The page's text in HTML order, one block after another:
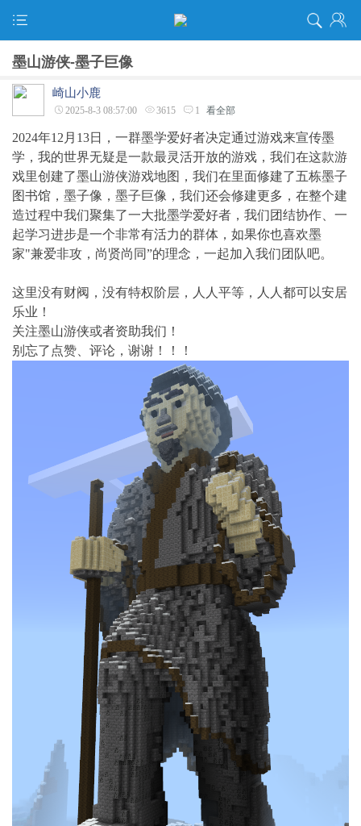
墨山游侠-墨子巨像
崎山小鹿
2025-8-3 08:57:00 3615 1 看全部
2024年12月13日，一群墨学爱好者决定通过游戏来宣传墨
学，我的世界无疑是一款最灵活开放的游戏，我们在这款游
戏里创建了墨山游侠游戏地图，我们在里面修建了五栋墨子
图书馆，墨子像，墨子巨像，我们还会修建更多，在整个建
造过程中我们聚集了一大批墨学爱好者，我们团结协作、一
起学习进步是一个非常有活力的群体，如果你也喜欢墨
家"兼爱非攻，尚贤尚同”的理念，一起加入我们团队吧。
这里没有财阀，没有特权阶层，人人平等，人人都可以安居
乐业！
关注墨山游侠或者资助我们！
别忘了点赞、评论，谢谢！！！